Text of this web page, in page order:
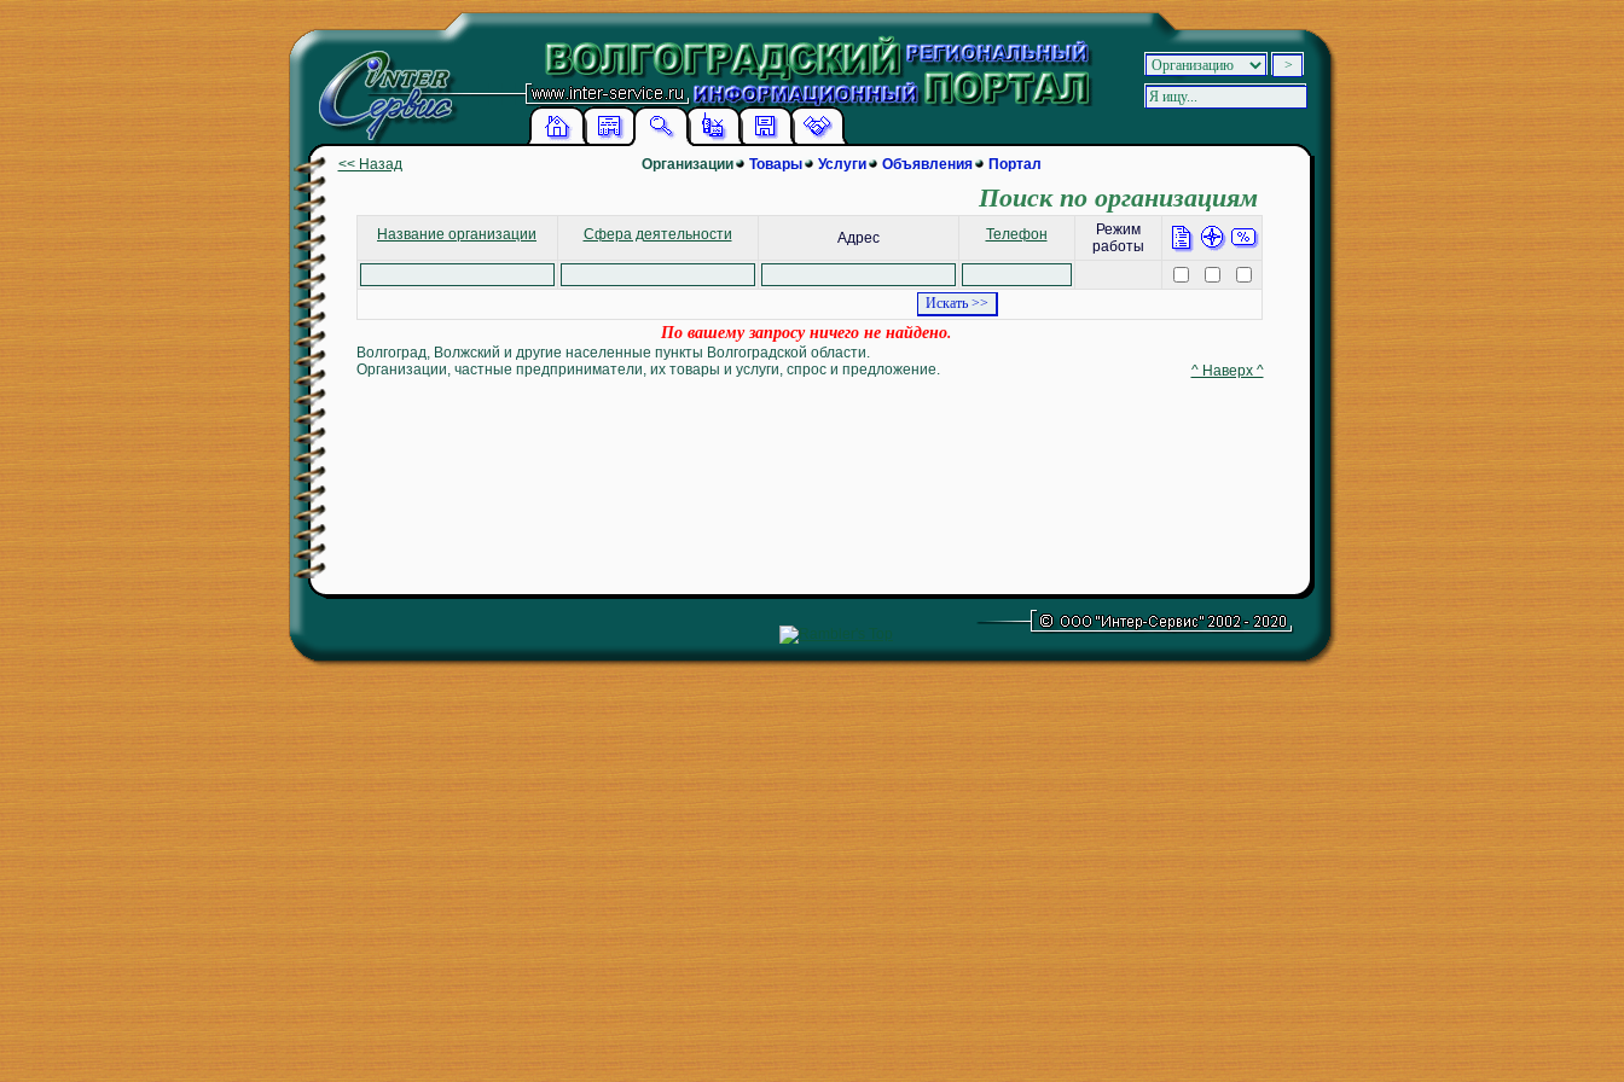
<< Назад Организации Товары Услуги Объявления Портал
Поиск по организациям
Название организации Сфера деятельности Адрес Телефон
Режим
работы
По вашему запросу ничего не найдено.
Волгоград, Волжский и другие населенные пункты Волгоградской области.
Организации, частные предприниматели, их товары и услуги, спрос и предложение.
^ Наверх ^